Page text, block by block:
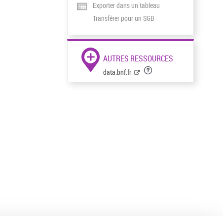
Exporter dans un tableau
Transférer pour un SGB
AUTRES RESSOURCES
data.bnf.fr